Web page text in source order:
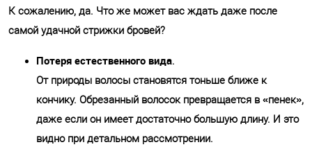
К сожалению, да. Что же может вас ждать даже после
самой удачной стрижки бровей?
Потеря естественного вида.
От природы волосы становятся тоньше ближе к
кончику. Обрезанный волосок превращается в «пенек»,
даже если он имеет достаточно большую длину. И это
видно при детальном рассмотрении.